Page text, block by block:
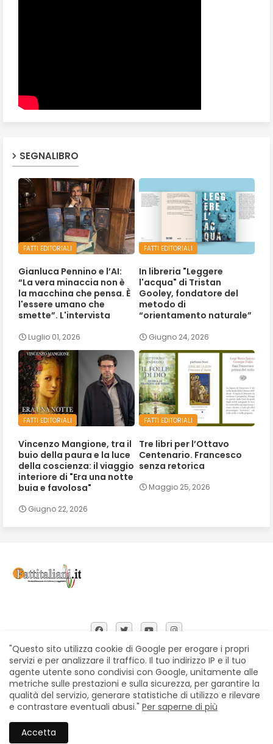
SEGNALIBRO
FATTI EDITORIALI
Gianluca Pennino e l’AI:
“La vera minaccia non è
la macchina che pensa. È
l'essere umano che
smette”. L'intervista
Luglio 01, 2026
FATTI EDITORIALI
In libreria "Leggere
l'acqua" di Tristan
Gooley, fondatore del
metodo di
“orientamento naturale”
Giugno 24, 2026
FATTI EDITORIALI
Vincenzo Mangione, tra il
buio della paura e la luce
della coscienza: il viaggio
interiore di "Era una notte
buia e favolosa"
Giugno 22, 2026
FATTI EDITORIALI
Tre libri per l’Ottavo
Centenario. Francesco
senza retorica
Maggio 25, 2026
Home Chi siamo Contatti
Privacy Policy
Segnalazioni
All Right Reserved Copyright © Fattitaliani
"Questo sito utilizza cookie di Google per erogare i propri
servizi e per analizzare il traffico. Il tuo indirizzo IP e il tuo
agente utente sono condivisi con Google, unitamente alle
metriche sulle prestazioni e sulla sicurezza, per garantire la
qualità del servizio, generare statistiche di utilizzo e rilevare
e contrastare eventuali abusi." Per saperne di più
Accetta